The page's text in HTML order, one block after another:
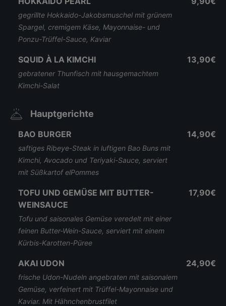
gegrillte Hokkaido-Jakobsmuschel mit grünem
Spargel, cremigem Käse, Mayonnaise- und
Ponzu-Trüffel-Sauce, Kaviar
SQUID À LA KIMCHI
gebratener Thunfisch mit hausgemachtem
Kimchi-Salat
13,90€
Hauptgerichte
BAO BURGER
saftiges Ribeye-Steak in luftigen Bao Buns mit
Kimchi, Avocado und Teriyaki-Sauce, serviert
mit Süßkartof elPommes
14,90€
TOFU UND GEMÜSE MIT BUTTER-
WEINSAUCE
Tofu und saisonales Gemüse veredelt mit einer
feinen Butter-Wein-Sauce, serviert mit einem
Kürbis-Karotten-Püree
17,90€
AKAI UDON
frische Udon-Nudeln angebraten mit saisonalem
Gemüse, verfeinert mit Trüffel-Mayonnaise und
Kaviar. Mit Hähnchenbrustfilet
24,90€